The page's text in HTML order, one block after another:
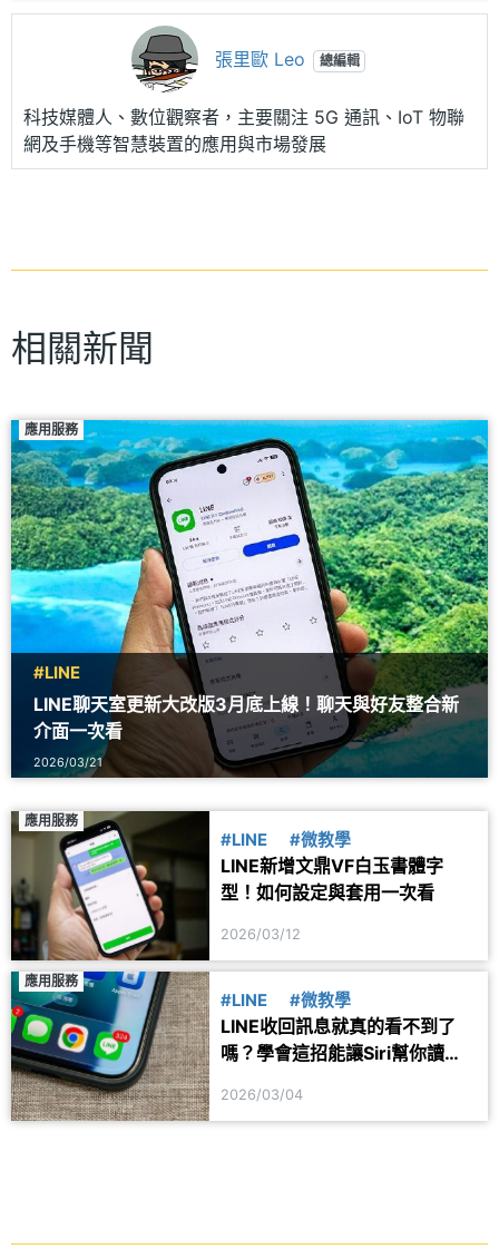
張里歐 Leo 總編輯
科技媒體人、數位觀察者，主要關注 5G 通訊、IoT 物聯
網及手機等智慧裝置的應用與市場發展
相關新聞
應用服務
#LINE
LINE聊天室更新大改版3月底上線！聊天與好友整合新
介面一次看
2026/03/21
應用服務
#LINE #微教學
LINE新增文鼎VF白玉書體字
型！如何設定與套用一次看
2026/03/12
應用服務
#LINE #微教學
LINE收回訊息就真的看不到了
嗎？學會這招能讓Siri幫你讀出
2026/03/04